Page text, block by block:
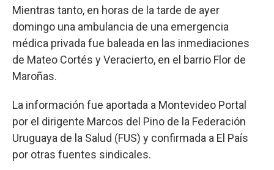
Mientras tanto, en horas de la tarde de ayer
domingo una ambulancia de una emergencia
médica privada fue baleada en las inmediaciones
de Mateo Cortés y Veracierto, en el barrio Flor de
Maroñas.
La información fue aportada a Montevideo Portal
por el dirigente Marcos del Pino de la Federación
Uruguaya de la Salud (FUS) y confirmada a El País
por otras fuentes sindicales.